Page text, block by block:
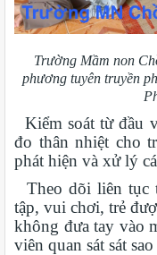
Trường Mầm non
phương tuyên truyền
Kiểm soát từ đầu
đo thân nhiệt cho
phát hiện và xử lý
Theo dõi liên tục
tập, vui chơi, trẻ
không đưa tay vào
viên quan sát sát